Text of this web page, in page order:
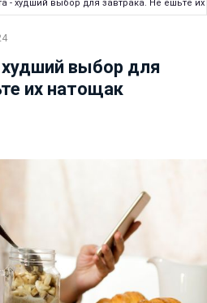
- худший выбор для завтрака. Не ешьте
выбор для
их натощак